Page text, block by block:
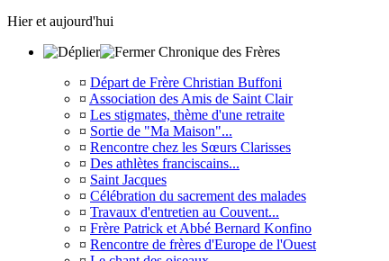
Hier et aujourd'hui
Chronique des Frères
¤ Départ de Frère Christian Buffoni
¤ Association des Amis de Saint Clair
¤ Les stigmates, thème d'une retraite
¤ Sortie de "Ma Maison"...
¤ Rencontre chez les Sœurs Clarisses
¤ Des athlètes franciscains...
¤ Saint Jacques
¤ Célébration du sacrement des malades
¤ Travaux d'entretien au Couvent...
¤ Frère Patrick et Abbé Bernard Konfino
¤ Rencontre de frères d'Europe de l'Ouest